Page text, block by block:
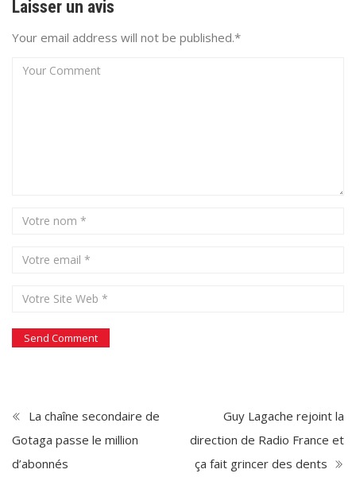
Your email address will not be published.*
La chaîne secondaire de
Gotaga passe le million
d’abonnés
Guy Lagache rejoint la
direction de Radio France et
ça fait grincer des dents